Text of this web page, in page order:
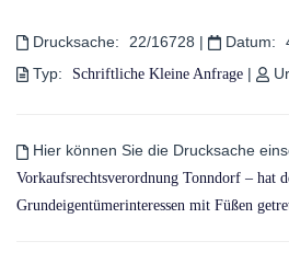
Drucksache: 22/16728 | Datum:
Typ:
Schriftliche Kleine Anfrage |
Hier können Sie die Drucksache
Vorkaufsrechtsverordnung Tonndorf – hat
Grundeigentümerinteressen mit Füßen